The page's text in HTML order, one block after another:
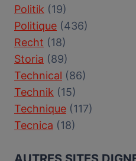
Politik (19)
Politique (436)
Recht (18)
Storia (89)
Technical (86)
Technik (15)
Technique (117)
Tecnica (18)